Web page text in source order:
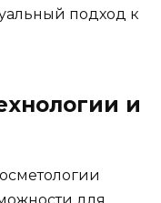
подход к
и